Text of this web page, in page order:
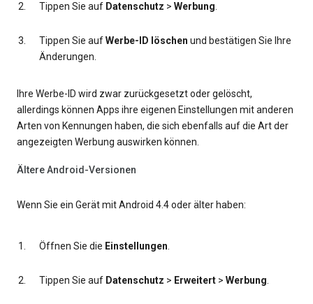
Tippen Sie auf Datenschutz > Werbung.
Tippen Sie aufWerbe-ID löschen und bestätigen Sie Ihre
Änderungen.
Ihre Werbe-ID wird zwar zurückgesetzt oder gelöscht,
allerdings können Apps ihre eigenen Einstellungen mit anderen
Arten von Kennungen haben, die sich ebenfalls auf die Art der
angezeigten Werbung auswirken können.
Ältere Android-Versionen
Wenn Sie ein Gerät mit Android 4.4 oder älter haben:
Öffnen Sie die Einstellungen.
Tippen Sie auf Datenschutz > Erweitert > Werbung.